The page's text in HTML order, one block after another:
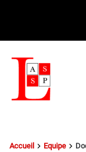
Vous
Accueil Equipe